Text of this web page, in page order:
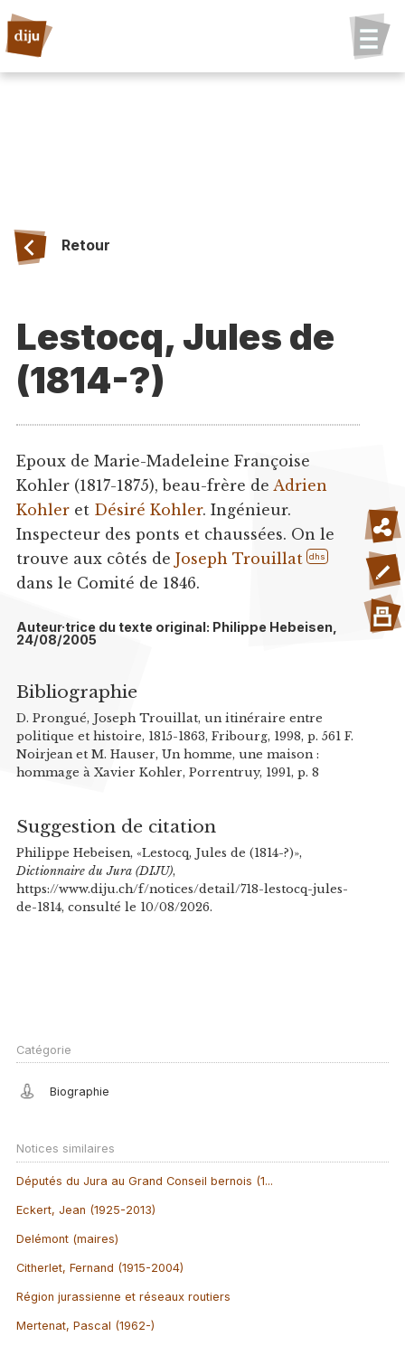
Retour
Lestocq, Jules de
(1814-?)
Epoux de Marie-Madeleine Françoise
Kohler (1817-1875), beau-frère de Adrien
Kohleret Désiré Kohler. Ingénieur.
Inspecteur des ponts et chaussées. On le
trouve aux côtés de Joseph Trouillat dhs
dans le Comité de 1846.
Auteur·trice du texte original: Philippe Hebeisen,
24/08/2005
Bibliographie
D. Prongué, Joseph Trouillat, un itinéraire entre
politique et histoire, 1815-1863, Fribourg, 1998, p. 561 F.
Noirjean et M. Hauser, Un homme, une maison :
hommage à Xavier Kohler, Porrentruy, 1991, p. 8
Suggestion de citation
Philippe Hebeisen, «Lestocq, Jules de (1814-?)»,
Dictionnaire du Jura (DIJU),
https://www.diju.ch/f/notices/detail/718-lestocq-jules-
de-1814, consulté le 10/08/2026.
Catégorie
Biographie
Notices similaires
Députés du Jura au Grand Conseil bernois (1...
Eckert, Jean (1925-2013)
Delémont (maires)
Citherlet, Fernand (1915-2004)
Région jurassienne et réseaux routiers
Mertenat, Pascal (1962-)